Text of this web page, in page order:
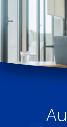
Nos
Relations
Pratiques